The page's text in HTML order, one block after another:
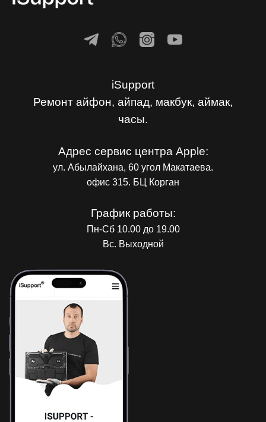
iSupport
Ремонт айфон, айпад, макбук, аймак,
часы.
Адрес сервис центра Apple:
ул. Абылайхана, 60 угол Макатаева.
офис 315. БЦ Корган
График работы:
Пн-Сб 10.00 до 19.00
Вс. Выходной